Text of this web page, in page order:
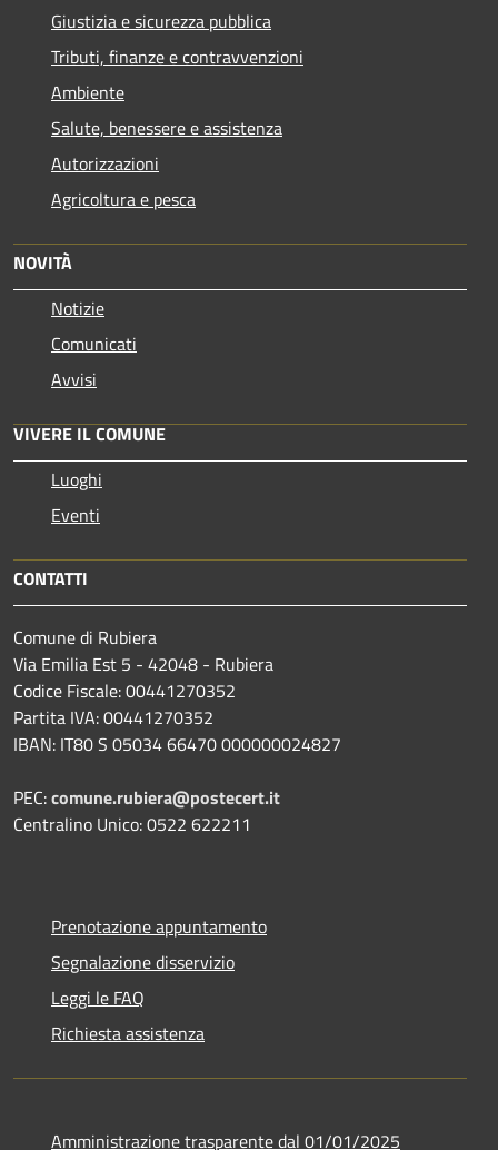
Giustizia e sicurezza pubblica
Tributi, finanze e contravvenzioni
Ambiente
Salute, benessere e assistenza
Autorizzazioni
Agricoltura e pesca
NOVITÀ
Notizie
Comunicati
Avvisi
VIVERE IL COMUNE
Luoghi
Eventi
CONTATTI
Comune di Rubiera
Via Emilia Est 5 - 42048 - Rubiera
Codice Fiscale: 00441270352
Partita IVA: 00441270352
IBAN: IT80 S 05034 66470 000000024827
PEC:comune.rubiera@postecert.it
Centralino Unico: 0522 622211
Prenotazione appuntamento
Segnalazione disservizio
Leggi le FAQ
Richiesta assistenza
Amministrazione trasparente dal 01/01/2025